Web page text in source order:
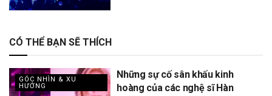
CÓ THỂ BẠN SẼ THÍCH
GÓC NHÌN & XU
HƯỚNG
Những sự cố sân khấu kinh
hoàng của các nghệ sĩ Hàn